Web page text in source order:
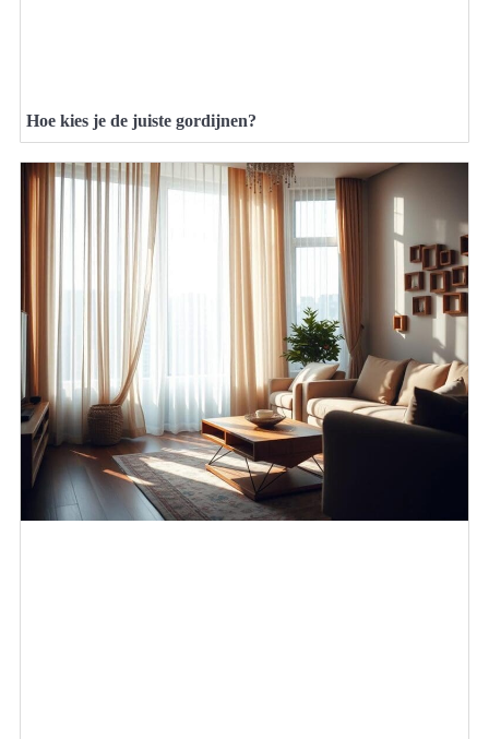
Hoe kies je de juiste gordijnen?